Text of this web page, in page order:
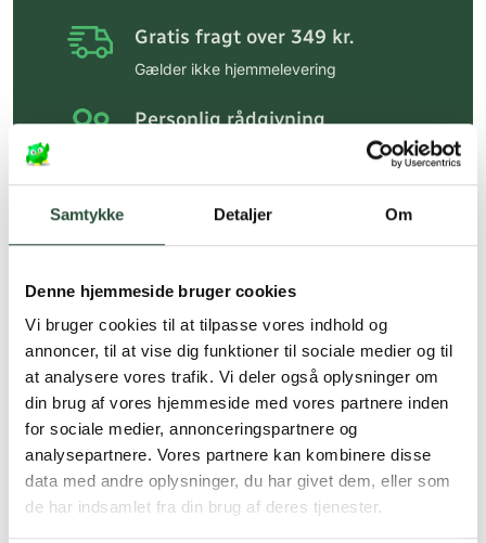
Samtykke Detaljer Om
Denne hjemmeside bruger cookies
Vi bruger cookies til at tilpasse vores indhold og
annoncer, til at vise dig funktioner til sociale medier og til
at analysere vores trafik. Vi deler også oplysninger om
din brug af vores hjemmeside med vores partnere inden
for sociale medier, annonceringspartnere og
analysepartnere. Vores partnere kan kombinere disse
data med andre oplysninger, du har givet dem, eller som
de har indsamlet fra din brug af deres tjenester.
Gratis fragt over 349 kr.
Gælder ikke hjemmelevering
Personlig rådgivning
Hurtig levering (30 min. i Kbh)
Faste lave priser*
*Gælder ikke ernæringsprodukter.
Stort udvalg af kendte
produkter
Vi tilbyder et stort udvalg af kendte
cremer, vitaminer og andre spændende
produkter – altid til fast lav pris.
Læs mere om Uglecare.dk her